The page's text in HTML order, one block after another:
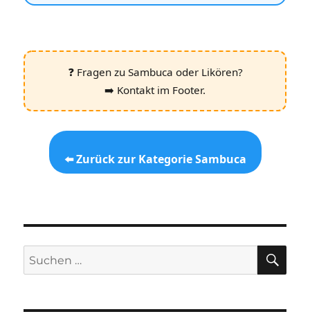
❓ Fragen zu Sambuca oder Likören?
➡️ Kontakt im Footer.
⬅️ Zurück zur Kategorie Sambuca
Suchen
nach: